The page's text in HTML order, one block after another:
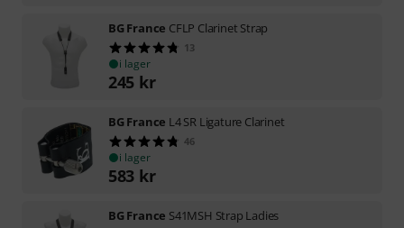
BG France CFLP Clarinet Strap
13
i lager
245 kr
BG France L4 SR Ligature Clarinet
46
i lager
583 kr
BG France S41MSH Strap Ladies